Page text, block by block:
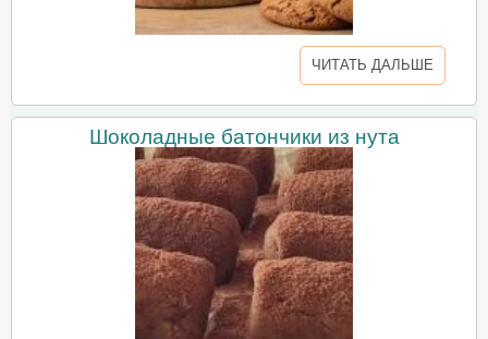
ЧИТАТЬ ДАЛЬШЕ
Шоколадные батончики из нута